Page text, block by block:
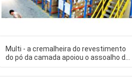
Multi - a cremalheira do revestimento
do pó da camada apoiou o assoalho de
mezanino com passagens